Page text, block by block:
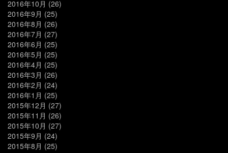
2016年10月 (26)
2016年9月 (25)
2016年8月 (26)
2016年7月 (27)
2016年6月 (25)
2016年5月 (25)
2016年4月 (25)
2016年3月 (26)
2016年2月 (24)
2016年1月 (25)
2015年12月 (27)
2015年11月 (26)
2015年10月 (27)
2015年9月 (24)
2015年8月 (25)